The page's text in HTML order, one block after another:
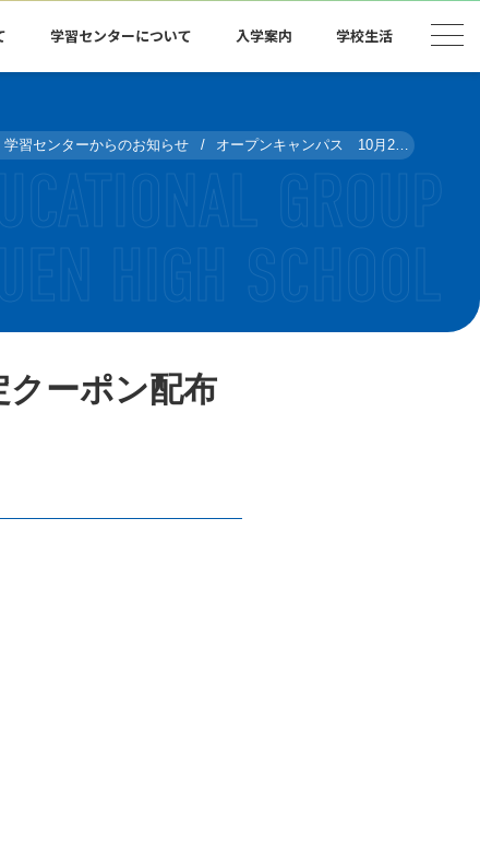
学習センターについて 入学案内 学校生活
学習センターからのお知らせ オープンキャンパス 10月23日開催予定！【限定クーポン配布予定】
ーポン配布